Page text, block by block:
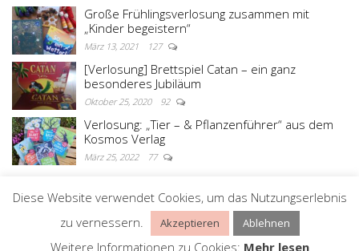
Große Frühlingsverlosung zusammen mit
„Kinder begeistern“
März 13, 2021 127
[Verlosung] Brettspiel Catan – ein ganz
besonderes Jubiläum
Oktober 25, 2020 92
Verlosung: „Tier – & Pflanzenführer“ aus dem
Kosmos Verlag
März 25, 2022 77
Stolz präsentiert vonWordPress|Theme:Master
Blog
Diese Website verwendet Cookies, um das Nutzungserlebnis
zu vernessern.
Akzeptieren Ablehnen
Weitere Informationen zu Cookies: Mehr lesen